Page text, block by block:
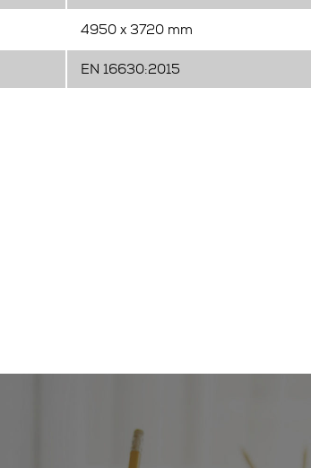
4950 x 3720 mm
EN 16630:2015